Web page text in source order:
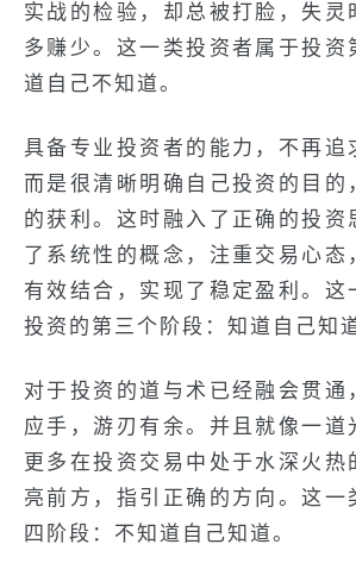
实战的检验，却总被打脸，失灵
多赚少。这一类投资者属于投资
道自己不知道。
具备专业投资者的能力，不再追
而是很清晰明确自己投资的目的
的获利。这时融入了正确的投资
了系统性的概念，注重交易心态
有效结合，实现了稳定盈利。这
投资的第三个阶段：知道自己知
对于投资的道与术已经融会贯通
应手，游刃有余。并且就像一道
更多在投资交易中处于水深火热
亮前方，指引正确的方向。这一
四阶段：不知道自己知道。